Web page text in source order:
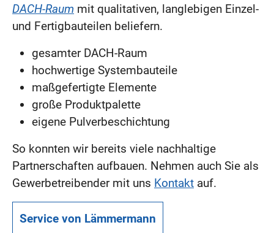
DACH-Raum mit qualitativen, langlebigen Einzel-
und Fertigbauteilen beliefern.
gesamter DACH-Raum
hochwertige Systembauteile
maßgefertigte Elemente
große Produktpalette
eigene Pulverbeschichtung
So konnten wir bereits viele nachhaltige
Partnerschaften aufbauen. Nehmen auch Sie als
Gewerbetreibender mit uns Kontakt auf.
Service von Lämmermann